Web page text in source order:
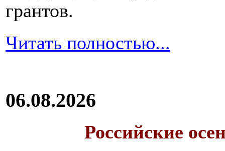
грантов.
Читать полностью...
06.08.2026
Российские